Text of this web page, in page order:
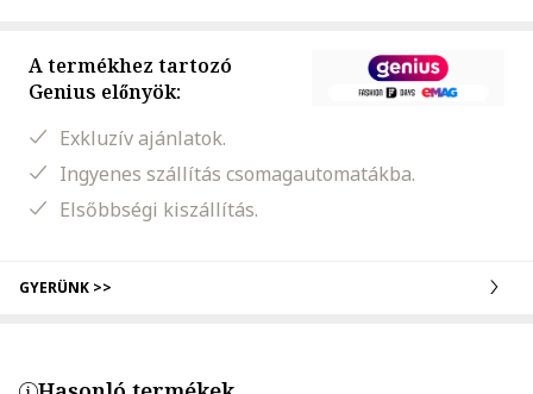
A termékhez tartozó
Genius előnyök:
Exkluzív ajánlatok.
Ingyenes szállítás csomagautomatákba.
Elsőbbségi kiszállítás.
GYERÜNK >>